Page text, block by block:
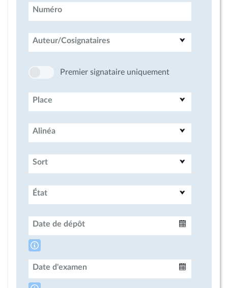
Numéro
Auteur/Cosignataires
Premier signataire uniquement
Place
Alinéa
Sort
État
Date de dépôt
Date d'examen